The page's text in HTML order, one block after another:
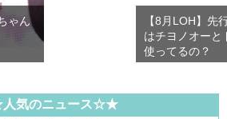
ゃん
【8月LOH】先
はチヨノオーと
使ってるの？
気のニュース☆★